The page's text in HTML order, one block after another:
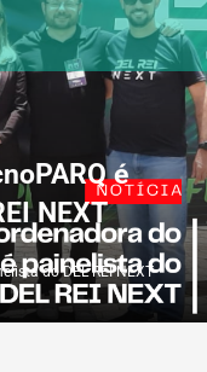
é
NEXT
do DEL REI NEXT